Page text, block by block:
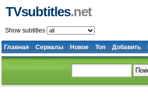
TVsubtitles.net
Главная Сериалы Новое Топ Добавить
Show subtitles